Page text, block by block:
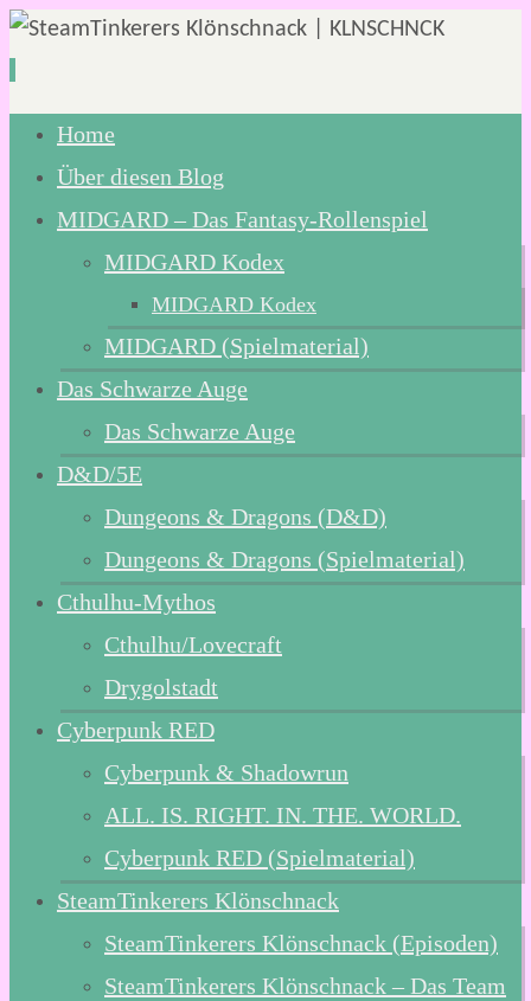
Zum
Inhalt
springen
Home
Über diesen Blog
MIDGARD – Das Fantasy-Rollenspiel
MIDGARD Kodex
MIDGARD Kodex
MIDGARD (Spielmaterial)
Das Schwarze Auge
Das Schwarze Auge
D&D/5E
Dungeons & Dragons (D&D)
Dungeons & Dragons (Spielmaterial)
Cthulhu-Mythos
Cthulhu/Lovecraft
Drygolstadt
Cyberpunk RED
Cyberpunk & Shadowrun
ALL. IS. RIGHT. IN. THE. WORLD.
Cyberpunk RED (Spielmaterial)
SteamTinkerers Klönschnack
SteamTinkerers Klönschnack (Episoden)
SteamTinkerers Klönschnack – Das Team